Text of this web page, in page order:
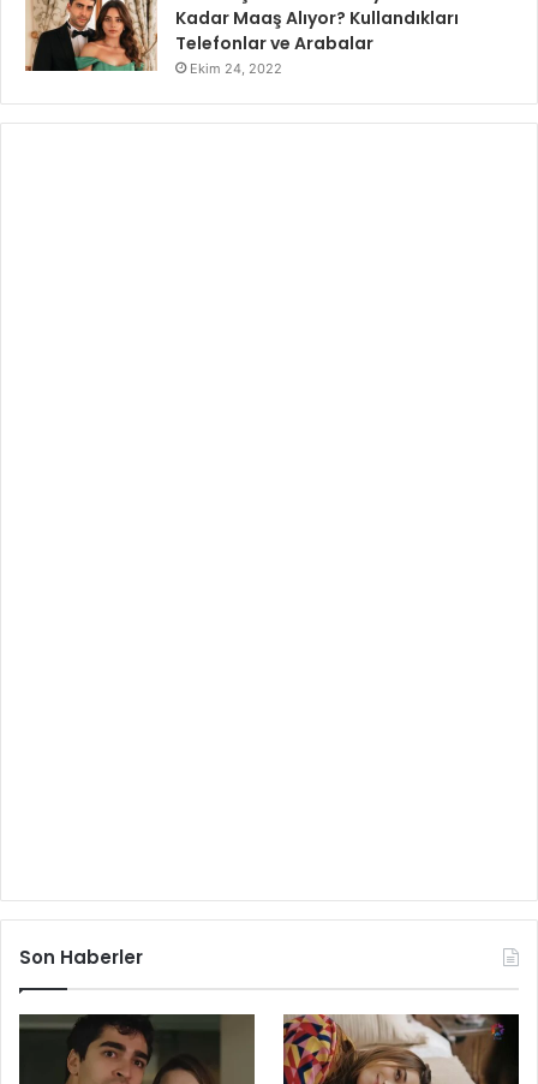
Kadar Maaş Alıyor? Kullandıkları
Telefonlar ve Arabalar
Ekim 24, 2022
Son Haberler